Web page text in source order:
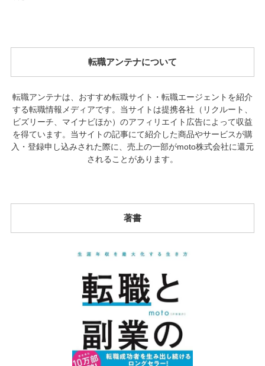
転職アンテナについて
転職アンテナは、おすすめ転職サイト・転職エージェントを紹介
する転職情報メディアです。当サイトは提携各社（リクルート、
ビズリーチ、マイナビほか）のアフィリエイト広告によって収益
を得ています。当サイトの記事にて紹介した商品やサービスが購
入・登録申し込みされた際に、売上の一部がmoto株式会社に還元
されることがあります。
著書